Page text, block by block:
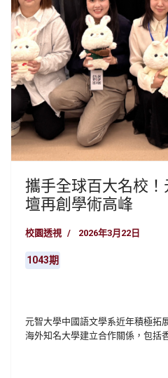
攜手全球百大名校
壇再創學術高峰
校園透視 2026年3月22日
1043期
元智大學中國語文學系近年積極拓
海外知名大學建立合作關係，包括